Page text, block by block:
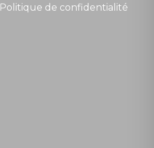
Politique de confidentialité